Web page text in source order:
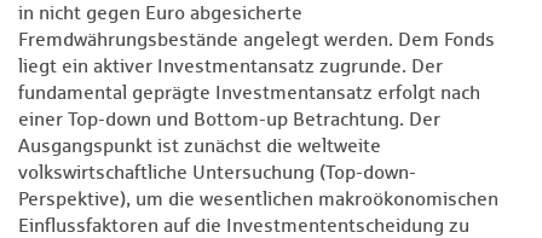
in nicht gegen Euro abgesicherte
Fremdwährungsbestände angelegt werden. Dem Fonds
liegt ein aktiver Investmentansatz zugrunde. Der
fundamental geprägte Investmentansatz erfolgt nach
einer Top-down und Bottom-up Betrachtung. Der
Ausgangspunkt ist zunächst die weltweite
volkswirtschaftliche Untersuchung (Top-down-
Perspektive), um die wesentlichen makroökonomischen
Einflussfaktoren auf die Investmententscheidung zu